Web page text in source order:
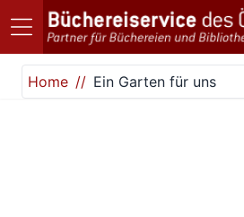
Direkt zum Inhalt
Home
Ein Garten für uns